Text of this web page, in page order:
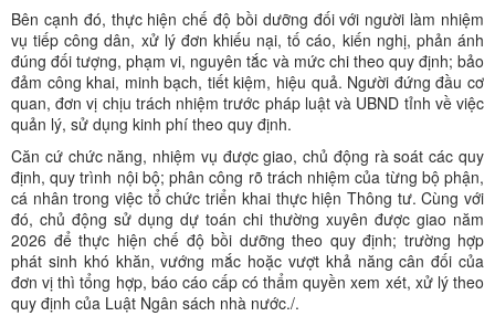
Bên cạnh đó, thực hiện chế độ bồi dưỡng đối với người làm nhiệm
vụ tiếp công dân, xử lý đơn khiếu nại, tố cáo, kiến nghị, phản ánh
đúng đối tượng, phạm vi, nguyên tắc và mức chi theo quy định; bảo
đảm công khai, minh bạch, tiết kiệm, hiệu quả. Người đứng đầu cơ
quan, đơn vị chịu trách nhiệm trước pháp luật và UBND tỉnh về việc
quản lý, sử dụng kinh phí theo quy định.
Căn cứ chức năng, nhiệm vụ được giao, chủ động rà soát các quy
định, quy trình nội bộ; phân công rõ trách nhiệm của từng bộ phận,
cá nhân trong việc tổ chức triển khai thực hiện Thông tư. Cùng với
đó, chủ động sử dụng dự toán chi thường xuyên được giao năm
2026 để thực hiện chế độ bồi dưỡng theo quy định; trường hợp
phát sinh khó khăn, vướng mắc hoặc vượt khả năng cân đối của
đơn vị thì tổng hợp, báo cáo cấp có thẩm quyền xem xét, xử lý theo
quy định của Luật Ngân sách nhà nước./.